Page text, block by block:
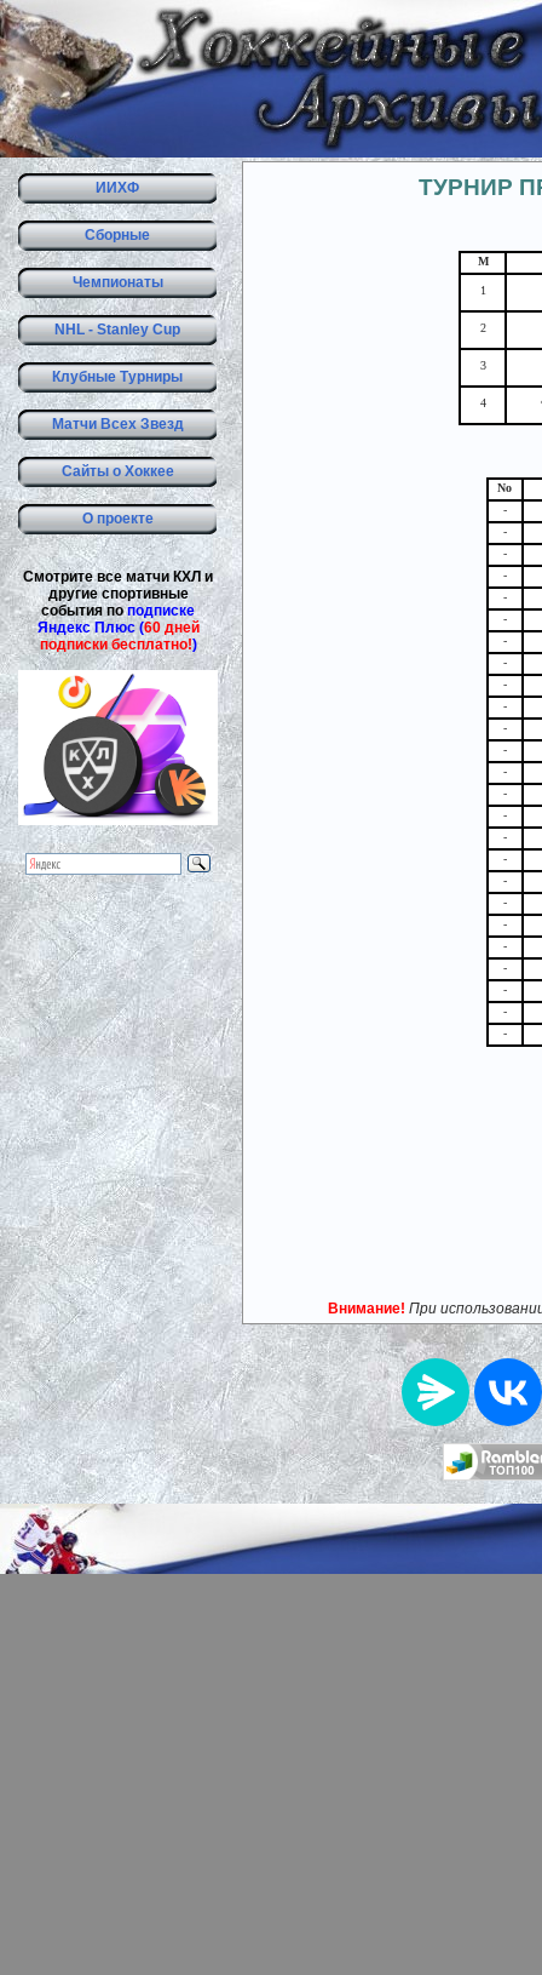
ИИХФ
Сборные
Чемпионаты
NHL - Stanley Cup
Клубные Турниры
Матчи Всех Звезд
Сайты о Хоккее
О проекте
Смотрите все матчи КХЛ и
другие спортивные
события поподписке
Яндекс Плюс (60 дней
подписки бесплатно!)
ТУРНИР
М
1
2
3
4
No
-
-
-
-
-
-
-
-
-
-
-
-
-
-
-
-
-
-
-
-
-
-
-
-
-
Внимание! При